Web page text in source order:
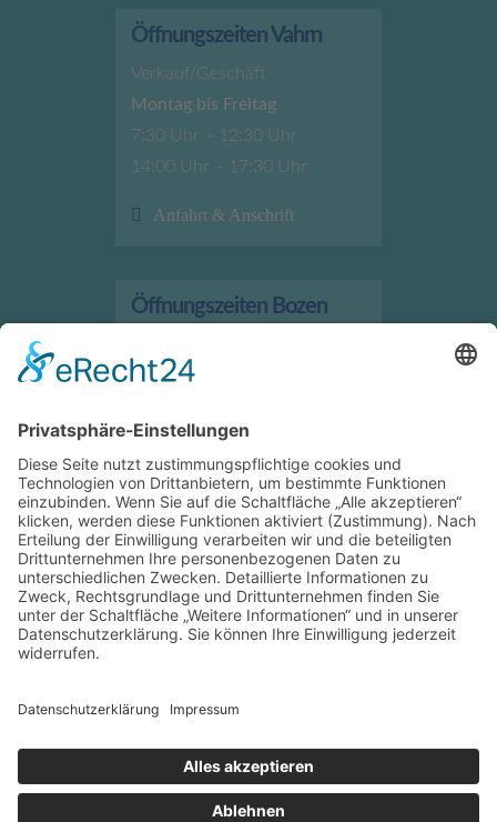
Öffnungszeiten Vahrn
Verkauf/Geschäft
Montag bis Freitag
7:30 Uhr – 12:30 Uhr
14:00 Uhr – 17:30 Uhr
Anfahrt & Anschrift
Öffnungszeiten Bozen
Montag bis Freitag
13:30 Uhr – 17:30 Uhr
Anfahrt & Anschrift
Öffnungszeiten Bruneck
Verkauf/Geschäft
Montag bis Freitag
13:30 Uhr – 17:30 Uhr
Anfahrt & Anschrift